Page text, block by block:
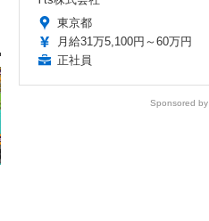
東京都
月給31万5,100円～60万円
正社員
Sponsored by